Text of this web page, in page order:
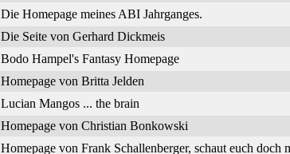
Die Homepage meines ABI Jahrganges.
Die Seite von Gerhard Dickmeis
Bodo Hampel's Fantasy Homepage
Homepage von Britta Jelden
Lucian Mangos ... the brain
Homepage von Christian Bonkowski
Homepage von Frank Schallenberger, schaut euch doch